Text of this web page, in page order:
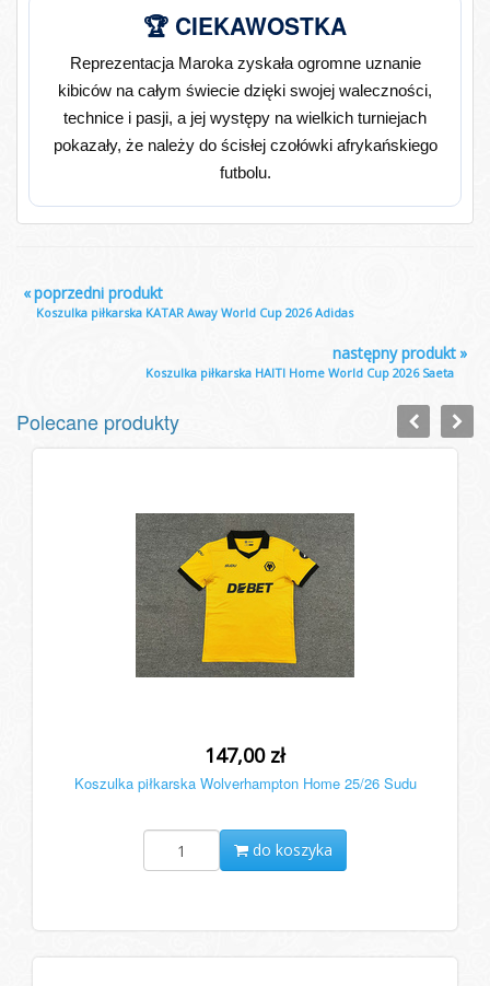
🏆 CIEKAWOSTKA
Reprezentacja Maroka zyskała ogromne uznanie
kibiców na całym świecie dzięki swojej waleczności,
technice i pasji, a jej występy na wielkich turniejach
pokazały, że należy do ścisłej czołówki afrykańskiego
futbolu.
«poprzedni produkt
Koszulka piłkarska KATAR Away World Cup 2026 Adidas
»
następny produkt
Koszulka piłkarska HAITI Home World Cup 2026 Saeta
Polecane produkty
147,00 zł
Koszulka piłkarska Wolverhampton Home 25/26 Sudu
do koszyka